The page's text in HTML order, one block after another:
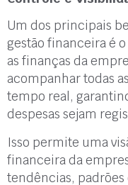
Um dos principais
gestão financeira é
as finanças da
acompanhar todas
tempo real,
despesas sejam
Isso permite uma
financeira da
tendências, padrões